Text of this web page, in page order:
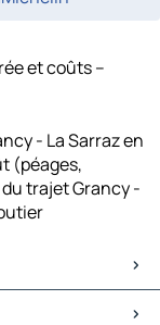
et coûts –
- La Sarraz en
(péages,
trajet Grancy -